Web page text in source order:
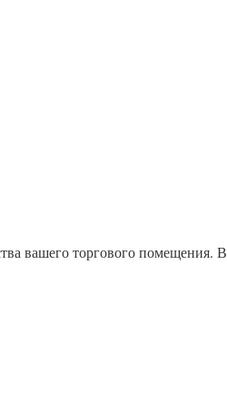
вашего торгового помещения. В